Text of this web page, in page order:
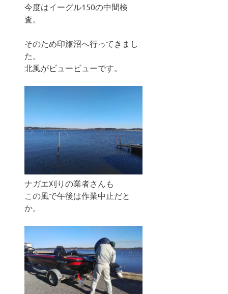
今度はイーグル150の中間検
査。
そのため印旛沼へ行ってきまし
た。
北風がビュービューです。
ナガエ刈りの業者さんも
この風で午後は作業中止だと
か。